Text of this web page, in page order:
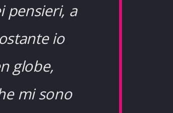
pensieri, a
io
globe,
mi sono